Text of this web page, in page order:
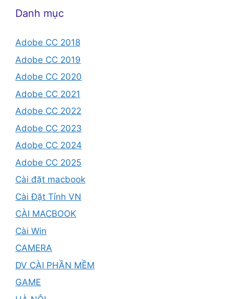
Danh mục
Adobe CC 2018
Adobe CC 2019
Adobe CC 2020
Adobe CC 2021
Adobe CC 2022
Adobe CC 2023
Adobe CC 2024
Adobe CC 2025
Cài đặt macbook
Cài Đặt Tỉnh VN
CÀI MACBOOK
Cài Win
CAMERA
DV CÀI PHẦN MỀM
GAME